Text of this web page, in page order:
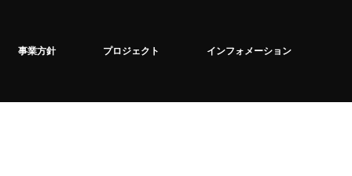
事業方針 プロジェクト インフォメーション